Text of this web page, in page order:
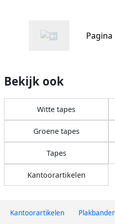
Kantoorartikelen
Pagina
Bekijk ook
Witte tapes
Groene tapes
Tapes
Kantoorartikelen